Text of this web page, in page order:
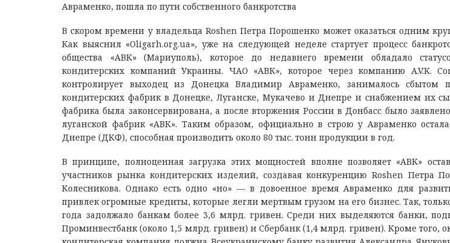
Авраменко, пошла по пути собственного банкротства
В скором времени у владельца Roshen Петра Порошенко может оказаться одним
Как выяснил «Oligarh.org.ua», уже на следующей неделе стартует процесс
общества «АВК» (Мариуполь), которое до недавнего времени обладало
кондитерских компаний Украины. ЧАО «АВК», которое через компанию A.V.K.
контролирует выходец из Донецка Владимир Авраменко, занималось сбытом
кондитерских фабрик в Донецке, Луганске, Мукачево и Днепре и снабжением их
фабрика была законсервирована, а после вторжения России в Донбасс было
луганской фабрик «АВК». Таким образом, официально в строю у Авраменко
Днепре (ДКФ), способная производить около 80 тыс. тонн продукции в год.
В принципе, полноценная загрузка этих мощностей вполне позволяет «АВК»
участников рынка кондитерских изделий, создавая конкуренцию Roshen Петра
Колесникова. Однако есть одно «но» — в довоенное время Авраменко для
привлек огромные кредиты, которые легли мертвым грузом на его бизнес. Так,
года задолжало банкам более 3,6 млрд. гривен. Среди них выделяются банки,
Проминвестбанк (около 1,5 млрд. гривен) и Сбербанк (1,4 млрд. гривен). Кроме того,